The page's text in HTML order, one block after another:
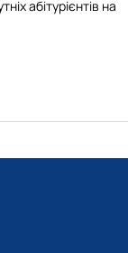
абітурієнтів на